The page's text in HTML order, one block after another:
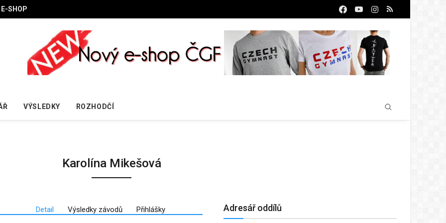
E-SHOP
VÝSLEDKY ROZHODČÍ
Karolína Mikešová
Detail Výsledky závodů Přihlášky Adresář oddílů